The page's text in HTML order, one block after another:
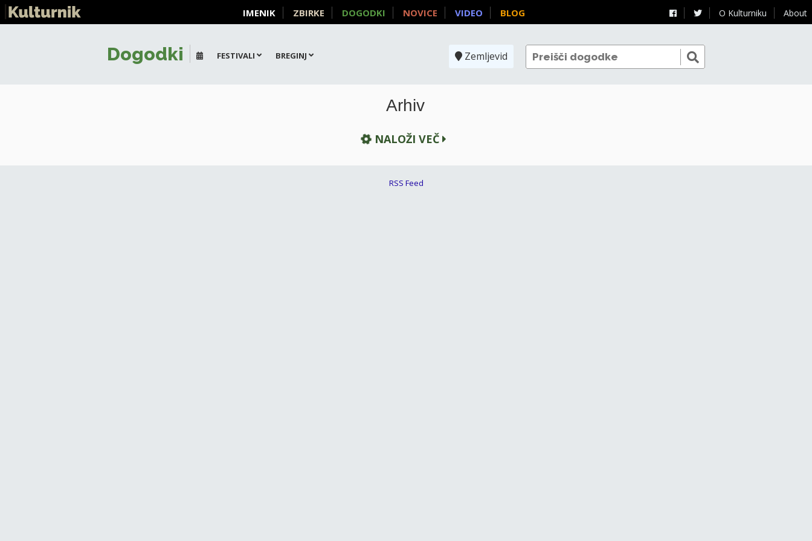
O Kulturniku About
IMENIK ZBIRKE DOGODKI NOVICE VIDEO BLOG
Dogodki Zemljevid
FESTIVALI BREGINJ
Arhiv
NALOŽI VEČ
RSS Feed